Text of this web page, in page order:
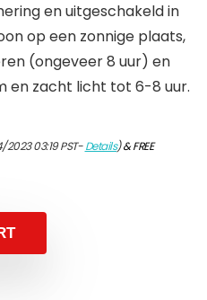
en uitgeschakeld in
op een zonnige plaats,
(ongeveer 8 uur) en
en zacht licht tot 6-8 uur.
03:19 PST-Details)&FREE